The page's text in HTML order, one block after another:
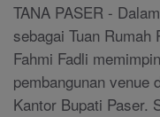
TANA PASER -
sebagai Tuan Rumah
Fahmi Fadli
pembangunan venue
Kantor Bupati Paser.